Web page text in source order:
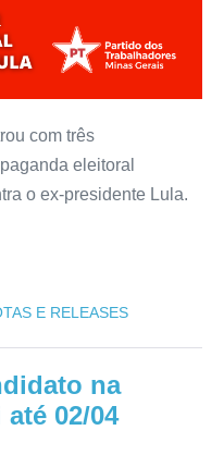
com três
eleitoral
o ex-presidente Lula.
E RELEASES
na
02/04